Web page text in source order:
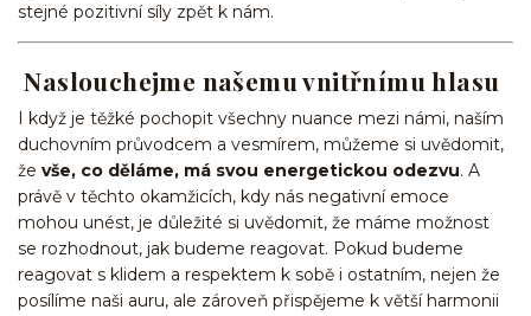
stejné pozitivní síly zpět k nám.
Naslouchejme našemu vnitřnímu hlasu
I když je těžké pochopit všechny nuance mezi námi, naším
duchovním průvodcem a vesmírem, můžeme si uvědomit,
že vše, co děláme, má svou energetickou odezvu. A
právě v těchto okamžicích, kdy nás negativní emoce
mohou unést, je důležité si uvědomit, že máme možnost
se rozhodnout, jak budeme reagovat. Pokud budeme
reagovat s klidem a respektem k sobě i ostatním, nejen že
posílíme naši auru, ale zároveň přispějeme k větší harmonii